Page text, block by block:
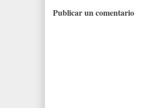
Publicar un comentario